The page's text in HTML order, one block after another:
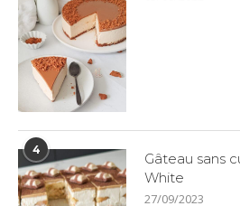
4
Gâteau sans
White
27/09/2023